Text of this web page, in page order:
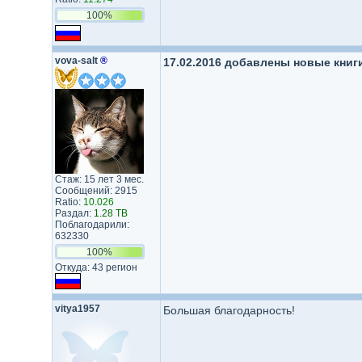
100%
vova-salt ®
Стаж: 15 лет 3 мес.
Сообщений: 2915
Ratio: 10.026
Раздал: 1.28 TB
Поблагодарили:
632330
100%
Откуда: 43 регион
17.02.2016 добавлены новые
vitya1957 Большая благодарность!